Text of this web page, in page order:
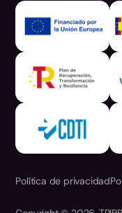
Política de privacidad